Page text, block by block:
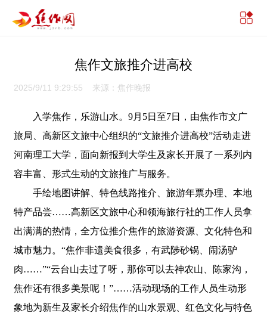
焦作文旅推介进高校
2025/9/11 9:29:55 来源：焦作晚报
入学焦作，乐游山水。9月5日至7日，由焦作市文广
旅局、高新区文旅中心组织的“文旅推介进高校”活动走进
河南理工大学，面向新报到大学生及家长开展了一系列内
容丰富、形式生动的文旅推广与服务。
手绘地图讲解、特色线路推介、旅游年票办理、本地
特产品尝……高新区文旅中心和领海旅行社的工作人员拿
出满满的热情，全方位推介焦作的旅游资源、文化特色和
城市魅力。“焦作非遗美食很多，有武陟砂锅、闹汤驴
肉……”“云台山去过了呀，那你可以去神农山、陈家沟，
焦作还有很多美景呢！”……活动现场的工作人员生动形
象地为新生及家长介绍焦作的山水景观、红色文化与特色